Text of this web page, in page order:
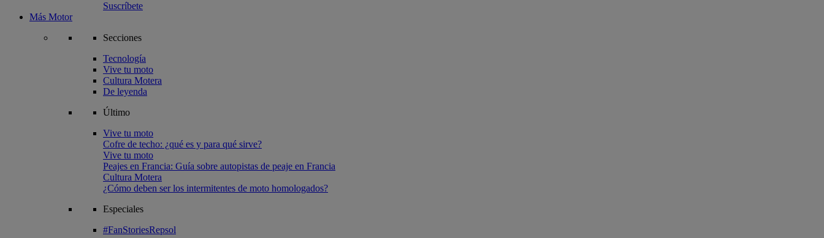
Suscríbete
Más Motor
Secciones
Tecnología
Vive tu moto
Cultura Motera
De leyenda
Último
Vive tu moto
Cofre de techo: ¿qué es y para qué sirve?
Vive tu moto
Peajes en Francia: Guía sobre autopistas de peaje en Francia
Cultura Motera
¿Cómo deben ser los intermitentes de moto homologados?
Especiales
#FanStoriesRepsol